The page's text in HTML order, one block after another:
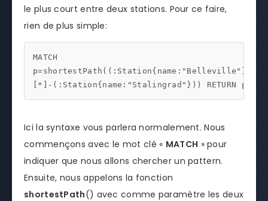
le plus court entre deux stations. Pour ce faire,
rien de plus simple:
MATCH
p=shortestPath((:Station{name:"Belleville"})-
[*]-(:Station{name:"Stalingrad"})) RETURN p
Ici la syntaxe vous parlera normalement. Nous
commençons avec le mot clé « MATCH » pour
indiquer que nous allons chercher un pattern.
Ensuite, nous appelons la fonction
shortestPath() avec comme paramètre les deux